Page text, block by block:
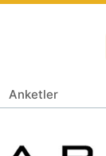
Anketler